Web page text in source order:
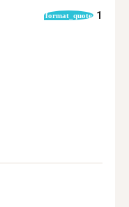
format_quote 1